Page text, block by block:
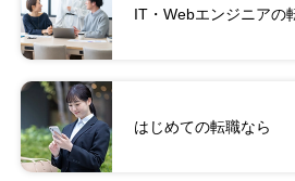
IT・Webエンジニアの
はじめての転職なら